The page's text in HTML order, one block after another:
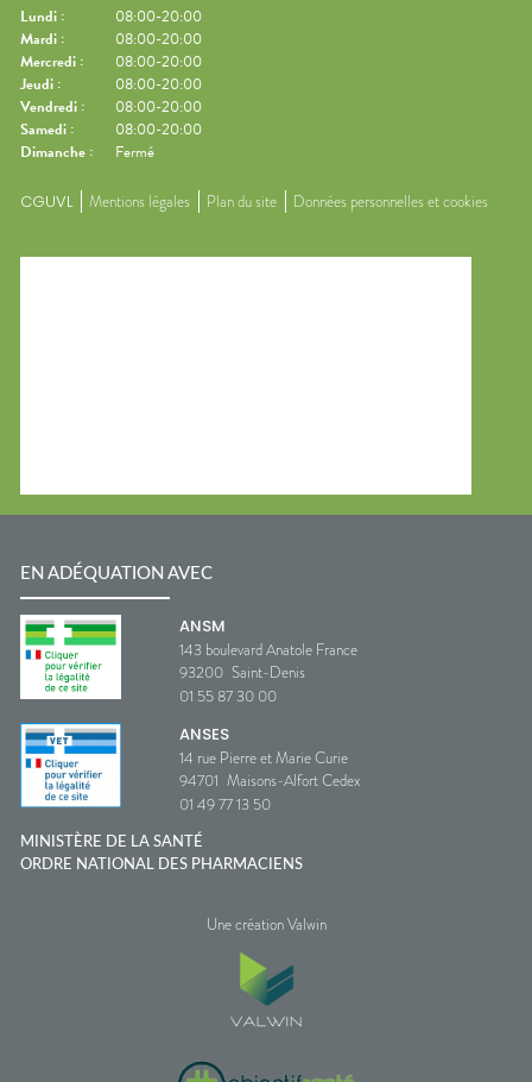
Lundi :
08:00-20:00
Mardi :
08:00-20:00
Mercredi :
08:00-20:00
Jeudi :
08:00-20:00
Vendredi :
08:00-20:00
Samedi :
08:00-20:00
Dimanche : Fermé
CGUVL Mentions légales Plan du site Données personnelles et cookies
EN ADÉQUATION AVEC
ANSM
143 boulevard Anatole France
93200 Saint-Denis
01 55 87 30 00
ANSES
14 rue Pierre et Marie Curie
94701 Maisons-Alfort Cedex
01 49 77 13 50
MINISTÈRE DE LA SANTÉ
ORDRE NATIONAL DES PHARMACIENS
Une création Valwin